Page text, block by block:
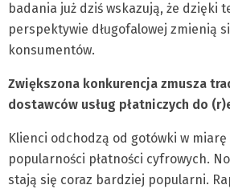
badania już dziś wskazują, że dzięki
perspektywie długofalowej zmienią
konsumentów.
Zwiększona konkurencja zmusza
dostawców usług płatniczych do
Klienci odchodzą od gotówki w
popularności płatności cyfrowych.
stają się coraz bardziej popularni.